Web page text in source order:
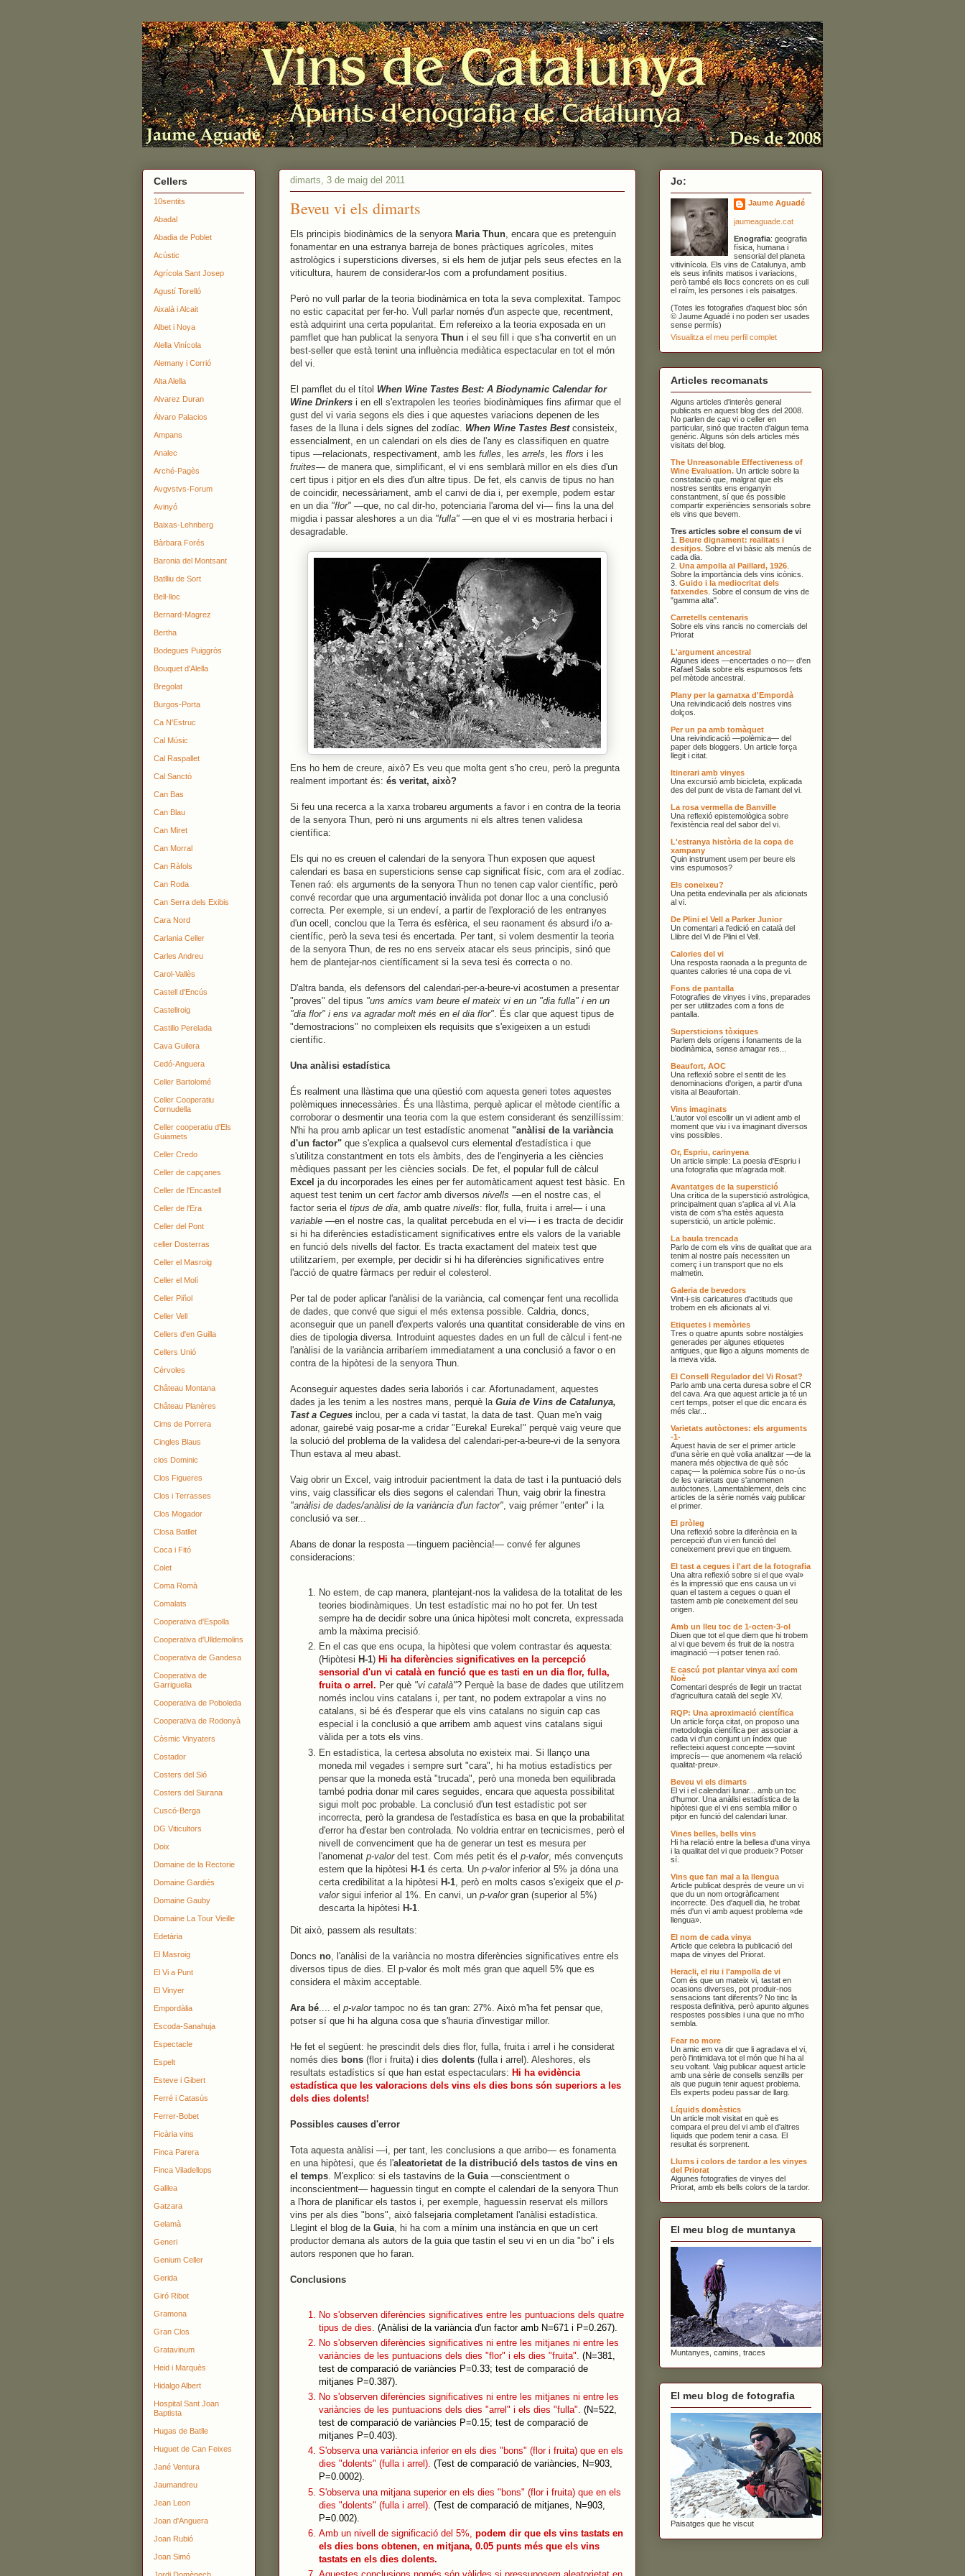
dimarts, 3 de maig del 2011
Beveu vi els dimarts
Els principis biodinàmics de la senyora Maria Thun, encara que es pretenguin
fonamentar en una estranya barreja de bones pràctiques agrícoles, mites
astrològics i supersticions diverses, si els hem de jutjar pels seus efectes en la
viticultura, haurem de considerar-los com a profundament positius.
Però no vull parlar de la teoria biodinàmica en tota la seva complexitat. Tampoc
no estic capacitat per fer-ho. Vull parlar només d'un aspecte que, recentment,
està adquirint una certa popularitat. Em refereixo a la teoria exposada en un
pamflet que han publicat la senyora Thun i el seu fill i que s'ha convertit en un
best-seller que està tenint una influència mediàtica espectacular en tot el món
del vi.
El pamflet du el títol When Wine Tastes Best: A Biodynamic Calendar for
Wine Drinkers i en ell s'extrapolen les teories biodinàmiques fins afirmar que el
gust del vi varia segons els dies i que aquestes variacions depenen de les
fases de la lluna i dels signes del zodíac. When Wine Tastes Best consisteix,
essencialment, en un calendari on els dies de l'any es classifiquen en quatre
tipus —relacionats, respectivament, amb les fulles, les arrels, les flors i les
fruites— de manera que, simplificant, el vi ens semblarà millor en els dies d'un
cert tipus i pitjor en els dies d'un altre tipus. De fet, els canvis de tipus no han
de coincidir, necessàriament, amb el canvi de dia i, per exemple, podem estar
en un dia "flor" —que, no cal dir-ho, potenciaria l'aroma del vi— fins la una del
migdia i passar aleshores a un dia "fulla" —en que el vi es mostraria herbaci i
desagradable.
Ens ho hem de creure, això? Es veu que molta gent s'ho creu, però la pregunta
realment important és: és veritat, això?
Si feu una recerca a la xarxa trobareu arguments a favor i en contra de la teoria
de la senyora Thun, però ni uns arguments ni els altres tenen validesa
científica:
Els qui no es creuen el calendari de la senyora Thun exposen que aquest
calendari es basa en supersticions sense cap significat físic, com ara el zodíac.
Tenen raó: els arguments de la senyora Thun no tenen cap valor científic, però
convé recordar que una argumentació invàlida pot donar lloc a una conclusió
correcta. Per exemple, si un endeví, a partir de l'exploració de les entranyes
d'un ocell, conclou que la Terra és esfèrica, el seu raonament és absurd i/o a-
científic, però la seva tesi és encertada. Per tant, si volem desmentir la teoria
de la senyora Thun, de res no ens serveix atacar els seus principis, sinó que
hem de plantejar-nos científicament si la seva tesi és correcta o no.
D'altra banda, els defensors del calendari-per-a-beure-vi acostumen a presentar
"proves" del tipus "uns amics vam beure el mateix vi en un "dia fulla" i en un
"dia flor" i ens va agradar molt més en el dia flor". És clar que aquest tipus de
"demostracions" no compleixen els requisits que s'exigeixen a un estudi
científic.
Una anàlisi estadística
És realment una llàstima que una qüestió com aquesta generi totes aquestes
polèmiques innecessàries. És una llàstima, perquè aplicar el mètode científic a
corroborar o desmentir una teoria com la que estem considerant és senzillíssim:
N'hi ha prou amb aplicar un test estadístic anomenat "anàlisi de la variància
d'un factor" que s'explica a qualsevol curs elemental d'estadística i que
s'utilitza constantment en tots els àmbits, des de l'enginyeria a les ciències
mèdiques passant per les ciències socials. De fet, el popular full de càlcul
Excel ja du incorporades les eines per fer automàticament aquest test bàsic. En
aquest test tenim un cert factor amb diversos nivells —en el nostre cas, el
factor seria el tipus de dia, amb quatre nivells: flor, fulla, fruita i arrel— i una
variable —en el nostre cas, la qualitat percebuda en el vi— i es tracta de decidir
si hi ha diferències estadísticament significatives entre els valors de la variable
en funció dels nivells del factor. Es tracta exactament del mateix test que
utilitzaríem, per exemple, per decidir si hi ha diferències significatives entre
l'acció de quatre fàrmacs per reduir el colesterol.
Per tal de poder aplicar l'anàlisi de la variància, cal començar fent una recollida
de dades, que convé que sigui el més extensa possible. Caldria, doncs,
aconseguir que un panell d'experts valorés una quantitat considerable de vins en
dies de tipologia diversa. Introduint aquestes dades en un full de càlcul i fent-ne
l'anàlisi de la variància arribaríem immediatament a una conclusió a favor o en
contra de la hipòtesi de la senyora Thun.
Aconseguir aquestes dades seria laboriós i car. Afortunadament, aquestes
dades ja les tenim a les nostres mans, perquè la Guia de Vins de Catalunya,
Tast a Cegues inclou, per a cada vi tastat, la data de tast. Quan me'n vaig
adonar, gairebé vaig posar-me a cridar "Eureka! Eureka!" perquè vaig veure que
la solució del problema de la validesa del calendari-per-a-beure-vi de la senyora
Thun estava al meu abast.
Vaig obrir un Excel, vaig introduir pacientment la data de tast i la puntuació dels
vins, vaig classificar els dies segons el calendari Thun, vaig obrir la finestra
"anàlisi de dades/anàlisi de la variància d'un factor", vaig prémer "enter" i la
conclusió va ser...
Abans de donar la resposta —tinguem paciència!— convé fer algunes
consideracions:
No estem, de cap manera, plantejant-nos la validesa de la totalitat de les
teories biodinàmiques. Un test estadístic mai no ho pot fer. Un test
sempre ha de decidir sobre una única hipòtesi molt concreta, expressada
amb la màxima precisió.
En el cas que ens ocupa, la hipòtesi que volem contrastar és aquesta:
(Hipòtesi H-1) Hi ha diferències significatives en la percepció
sensorial d'un vi català en funció que es tasti en un dia flor, fulla,
fruita o arrel. Per què "vi català"? Perquè la base de dades que utilitzem
només inclou vins catalans i, per tant, no podem extrapolar a vins no
catalans, si bé és d'esperar que els vins catalans no siguin cap cas
especial i la conclusió a que arribem amb aquest vins catalans sigui
vàlida per a tots els vins.
En estadística, la certesa absoluta no existeix mai. Si llanço una
moneda mil vegades i sempre surt "cara", hi ha motius estadístics per
pensar que la moneda està "trucada", però una moneda ben equilibrada
també podria donar mil cares seguides, encara que aquesta possibilitat
sigui molt poc probable. La conclusió d'un test estadístic pot ser
incorrecta, però la grandesa de l'estadística es basa en que la probabilitat
d'error ha d'estar ben controlada. No voldria entrar en tecnicismes, però el
nivell de convenciment que ha de generar un test es mesura per
l'anomenat p-valordel test. Com més petit és el p-valor, més convençuts
estem que la hipòtesi H-1 és certa. Un p-valorinferior al 5% ja dóna una
certa credibilitat a la hipòtesi H-1 , però en molts casos s'exigeix que el p-
valorsigui inferior al 1%. En canvi, un p-valorgran (superior al 5%)
descarta la hipòtesi H-1
Dit això, passem als resultats:
Doncs no , l'anàlisi de la variància no mostra diferències significatives entre els
diversos tipus de dies. El p-valor és molt més gran que aquell 5% que es
considera el màxim acceptable.
Ara bé .... el p-valortampoc no és tan gran: 27%. Això m'ha fet pensar que,
potser sí que hi ha alguna cosa que s'hauria d'investigar millor.
He fet el següent: he prescindit dels dies flor, fulla, fruita i arrel i he considerat
només dies bons (flor i fruita) i dies dolents (fulla i arrel). Aleshores, els
resultats estadístics sí que han estat espectaculars: Hi ha evidència
estadística que les valoracions dels vins els dies bons són superiors a les
dels dies dolents!
Possibles causes d'error
Tota aquesta anàlisi —i, per tant, les conclusions a que arribo— es fonamenta
en una hipòtesi, que és l'aleatorietat de la distribució dels tastos de vins en
el temps . M'explico: si els tastavins de la Guia —conscientment o
inconscientment— haguessin tingut en compte el calendari de la senyora Thun
a l'hora de planificar els tastos i, per exemple, haguessin reservat els millors
vins per als dies "bons", això falsejaria completament l'anàlisi estadística.
Llegint el blog de la Guia , hi ha com a mínim una instància en que un cert
productor demana als autors de la guia que tastin el seu vi en un dia "bo" i els
autors responen que ho faran.
Conclusions
No s'observen diferències significatives entre les puntuacions dels quatre
tipus de dies. (Anàlisi de la variància d'un factor amb N=671 i P=0.267).
No s'observen diferències significatives ni entre les mitjanes ni entre les
variàncies de les puntuacions dels dies "flor" i els dies "fruita". (N=381,
test de comparació de variàncies P=0.33; test de comparació de
mitjanes P=0.387).
No s'observen diferències significatives ni entre les mitjanes ni entre les
variàncies de les puntuacions dels dies "arrel" i els dies "fulla". (N=522,
test de comparació de variàncies P=0.15; test de comparació de
mitjanes P=0.403).
S'observa una variància inferior en els dies "bons" (flor i fruita) que en els
dies "dolents" (fulla i arrel). (Test de comparació de variàncies, N=903,
P=0.0002).
S'observa una mitjana superior en els dies "bons" (flor i fruita) que en els
dies "dolents" (fulla i arrel). (Test de comparació de mitjanes, N=903,
P=0.002).
Amb un nivell de significació del 5%, podem dir que els vins tastats en
els dies bons obtenen, en mitjana, 0.05 punts més que els vins
tastats en els dies dolents.
Cellers
10sentits
Abadal
Abadia de Poblet
Acústic
Agrícola Sant Josep
Agustí Torelló
Aixalà i Alcait
Albet i Noya
Alella Vinícola
Alemany i Corrió
Alta Alella
Alvarez Duran
Álvaro Palacios
Ampans
Analec
Arché-Pagès
Avgvstvs-Forum
Avinyó
Baixas-Lehnberg
Bàrbara Forés
Baronia del Montsant
Batlliu de Sort
Bell-lloc
Bernard-Magrez
Bertha
Bodegues Puiggròs
Bouquet d'Alella
Bregolat
Burgos-Porta
Ca N'Estruc
Cal Músic
Cal Raspallet
Cal Sanctó
Can Bas
Can Blau
Can Miret
Can Morral
Can Ràfols
Can Roda
Can Serra dels Exibis
Cara Nord
Carlania Celler
Carles Andreu
Carol-Vallès
Castell d'Encús
Castellroig
Castillo Perelada
Cava Guilera
Cedó-Anguera
Celler Bartolomé
Celler Cooperatiu
Cornudella
Celler cooperatiu d'Els
Guiamets
Celler Credo
Celler de capçanes
Celler de l'Encastell
Celler de l'Era
Celler del Pont
celler Dosterras
Celler el Masroig
Celler el Molí
Celler Piñol
Celler Vell
Cellers d'en Guilla
Cellers Unió
Cérvoles
Château Montana
Château Planères
Cims de Porrera
Cingles Blaus
clos Dominic
Clos Figueres
Clos i Terrasses
Clos Mogador
Closa Batllet
Coca i Fitó
Colet
Coma Romà
Comalats
Cooperativa d'Espolla
Cooperativa d'Ulldemolins
Cooperativa de Gandesa
Cooperativa de
Garriguella
Cooperativa de Poboleda
Cooperativa de Rodonyà
Còsmic Vinyaters
Costador
Costers del Sió
Costers del Siurana
Cuscó-Berga
DG Viticultors
Doix
Domaine de la Rectorie
Domaine Gardiés
Domaine Gauby
Domaine La Tour Vieille
Edetària
El Masroig
El Vi a Punt
El Vinyer
Empordàlia
Escoda-Sanahuja
Espectacle
Espelt
Esteve i Gibert
Ferré i Catasús
Ferrer-Bobet
Ficària vins
Finca Parera
Finca Viladellops
Galilea
Gatzara
Gelamà
Generi
Genium Celler
Gerida
Giró Ribot
Gramona
Gran Clos
Gratavinum
Heid i Marquès
Hidalgo Albert
Hospital Sant Joan
Baptista
Hugas de Batlle
Huguet de Can Feixes
Jané Ventura
Jaumandreu
Jean Leon
Joan d'Anguera
Joan Rubió
Joan Simó
Jo:
Jaume Aguadé
jaumeaguade.cat
Enografia: geografia
física, humana i
sensorial del planeta
vitivinícola. Els vins de Catalunya, amb
els seus infinits matisos i variacions,
però també els llocs concrets on es cull
el raïm, les persones i els paisatges.
(Totes les fotografies d'aquest bloc són
© Jaume Aguadé i no poden ser usades
sense permís)
Visualitza el meu perfil complet
Articles recomanats
Alguns articles d'interès general
publicats en aquest blog des del 2008.
No parlen de cap vi o celler en
particular, sinó que tracten d'algun tema
genèric. Alguns són dels articles més
visitats del blog.
The Unreasonable Effectiveness of
Wine Evaluation. Un article sobre la
constatació que, malgrat que els
nostres sentits ens enganyin
constantment, sí que és possible
compartir experiències sensorials sobre
els vins que bevem.
Tres articles sobre el consum de vi
1. Beure dignament: realitats i
desitjos. Sobre el vi bàsic als menús de
cada dia.
2. Una ampolla al Paillard, 1926
Sobre la importància dels vins icònics.
3. Guido i la mediocritat dels
fatxendes . Sobre el consum de vins de
"gamma alta".
Carretells centenaris
Sobre els vins rancis no comercials del
Priorat
L'argument ancestral
Algunes idees —encertades o no— d'en
Rafael Sala sobre els espumosos fets
pel mètode ancestral.
Plany per la garnatxa d'Empordà
Una reivindicació dels nostres vins
dolços.
Per un pa amb tomàquet
Una reivindicació —polèmica— del
paper dels bloggers. Un article força
llegit i citat.
Itinerari amb vinyes
Una excursió amb bicicleta, explicada
des del punt de vista de l'amant del vi.
La rosa vermella de Banville
Una reflexió epistemològica sobre
l'existència real del sabor del vi.
L'estranya història de la copa de
xampany
Quin instrument usem per beure els
vins espumosos?
Els coneixeu?
Una petita endevinalla per als aficionats
al vi.
De Plini el Vell a Parker Junior
Un comentari a l'edició en català del
Llibre del Vi de Plini el Vell.
Calories del vi
Una resposta raonada a la pregunta de
quantes calories té una copa de vi.
Fons de pantalla
Fotografies de vinyes i vins, preparades
per ser utilitzades com a fons de
pantalla.
Supersticions tòxiques
Parlem dels orígens i fonaments de la
biodinàmica, sense amagar res...
Beaufort, AOC
Una reflexió sobre el sentit de les
denominacions d'origen, a partir d'una
visita al Beaufortain.
Vins imaginats
L'autor vol escollir un vi adient amb el
moment que viu i va imaginant diversos
vins possibles.
Or, Espriu, carinyena
Un article simple: La poesia d'Espriu i
una fotografia que m'agrada molt.
Avantatges de la superstició
Una crítica de la superstició astrològica,
principalment quan s'aplica al vi. A la
vista de com s'ha estès aquesta
superstició, un article polèmic.
La baula trencada
Parlo de com els vins de qualitat que ara
tenim al nostre país necessiten un
comerç i un transport que no els
malmetin.
Galeria de bevedors
Vint-i-sis caricatures d'actituds que
trobem en els aficionats al vi.
Etiquetes i memòries
Tres o quatre apunts sobre nostàlgies
generades per algunes etiquetes
antigues, que lligo a alguns moments de
la meva vida.
El Consell Regulador del Vi Rosat?
Parlo amb una certa duresa sobre el CR
del cava. Ara que aquest article ja té un
cert temps, potser el que dic encara és
més clar...
Varietats autòctones: els arguments
-1-
Aquest havia de ser el primer article
d'una sèrie en què volia analitzar —de la
manera més objectiva de què sóc
capaç— la polèmica sobre l'ús o no-ús
de les varietats que s'anomenen
autòctones. Lamentablement, dels cinc
articles de la sèrie només vaig publicar
el primer.
El pròleg
Una reflexió sobre la diferència en la
percepció d'un vi en funció del
coneixement previ que en tinguem.
El tast a cegues i l'art de la fotografia
Una altra reflexió sobre si el que «val»
és la impressió que ens causa un vi
quan el tastem a cegues o quan el
tastem amb ple coneixement del seu
origen.
Amb un lleu toc de 1-octen-3-ol
Diuen que tot el que diem que hi trobem
al vi que bevem és fruit de la nostra
imaginació —i potser tenen raó.
E cascú pot plantar vinya axí com
Noè
Comentari després de llegir un tractat
d'agricultura català del segle XV.
RQP: Una aproximació científica
Un article força citat, on proposo una
metodologia científica per associar a
cada vi d'un conjunt un índex que
reflecteixi aquest concepte —sovint
imprecís— que anomenem «la relació
qualitat-preu».
Beveu vi els dimarts
El vi i el calendari lunar... amb un toc
d'humor. Una anàlisi estadística de la
hipòtesi que el vi ens sembla millor o
pitjor en funció del calendari lunar.
Vines belles, bells vins
Hi ha relació entre la bellesa d'una vinya
i la qualitat del vi que produeix? Potser
sí.
Vins que fan mal a la llengua
Article publicat després de veure un vi
que du un nom ortogràficament
incorrecte. Des d'aquell dia, he trobat
més d'un vi amb aquest problema «de
llengua».
El nom de cada vinya
Article que celebra la publicació del
mapa de vinyes del Priorat.
Heracli, el riu i l'ampolla de vi
Com és que un mateix vi, tastat en
ocasions diverses, pot produir-nos
sensacions tant diferents? No tinc la
resposta definitiva, però apunto algunes
respostes possibles i una que no m'ho
sembla.
Fear no more
Un amic em va dir que li agradava el vi,
però l'intimidava tot el món que hi ha al
seu voltant. Vaig publicar aquest article
amb una sèrie de consells senzills per
als que puguin tenir aquest problema.
Els experts podeu passar de llarg.
Líquids domèstics
Un article molt visitat en què es
compara el preu del vi amb el d'altres
líquids que podem tenir a casa. El
resultat és sorprenent.
Llums i colors de tardor a les vinyes
del Priorat
Algunes fotografies de vinyes del
Priorat, amb els bells colors de la tardor.
El meu blog de muntanya
Muntanyes, camins, traces
El meu blog de fotografia
Paisatges que he viscut